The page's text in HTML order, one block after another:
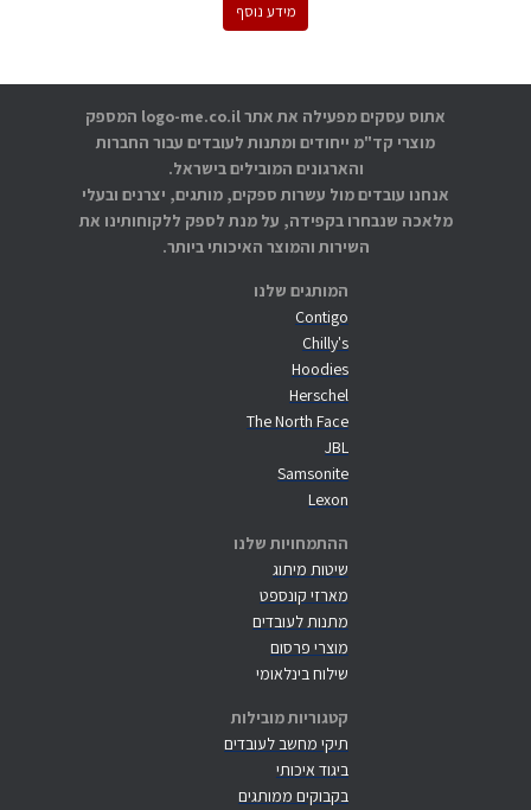
מידע נוסף
המותגים שלנו
Contigo
Chilly's
Hoodies
Herschel
The North Face
JBL
Samsonite
Lexon
ההתמחויות שלנו
שיטות מיתוג
מארזי קונספט
מתנות לעובדים
מוצרי פרסום
שילוח בינלאומי
קטגוריות מובילות
תיקי מחשב לעובדים
ביגוד איכותי
בקבוקים ממותגים
אתוס עסקים מפעילה את אתר logo-me.co.il המספק
מוצרי קד"מ ייחודים ומתנות לעובדים עבור החברות
והארגונים המובילים בישראל.
אנחנו עובדים מול עשרות ספקים, מותגים, יצרנים ובעלי
מלאכה שנבחרו בקפידה, על מנת לספק ללקוחותינו את
השירות והמוצר האיכותי ביותר.